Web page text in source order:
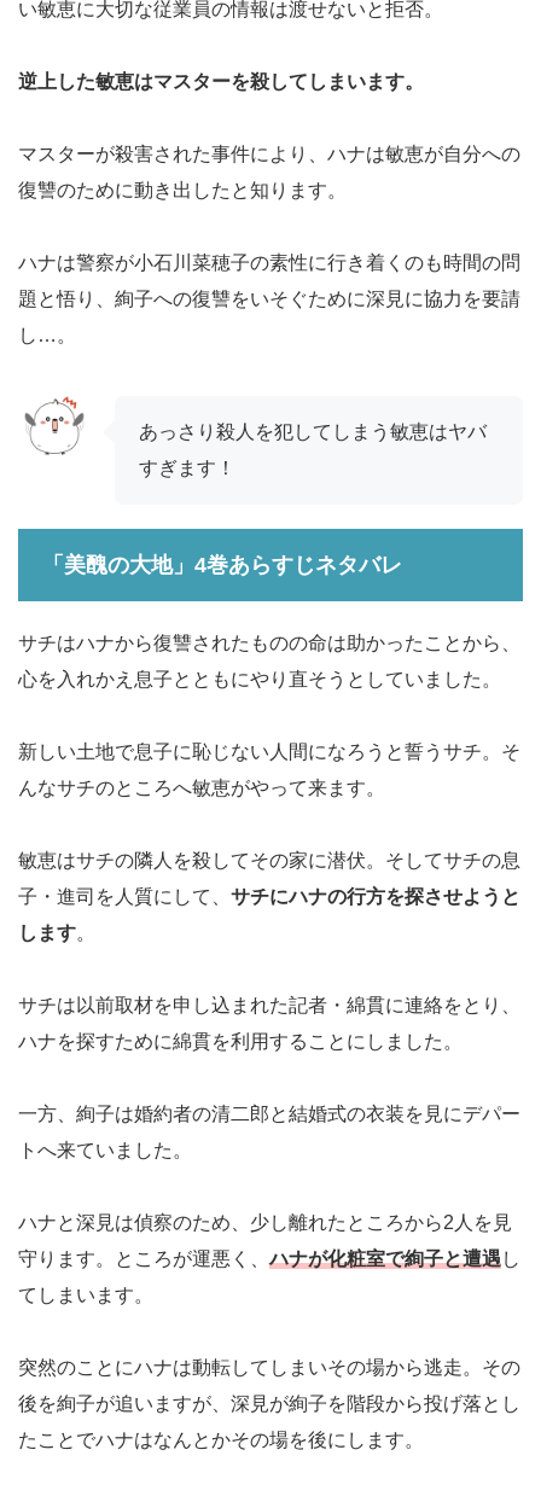
い敏恵に大切な従業員の情報は渡せないと拒否。
逆上した敏恵はマスターを殺してしまいます。
マスターが殺害された事件により、ハナは敏恵が自分への
復讐のために動き出したと知ります。
ハナは警察が小石川菜穂子の素性に行き着くのも時間の問
題と悟り、絢子への復讐をいそぐために深見に協力を要請
し…。
あっさり殺人を犯してしまう敏恵はヤバ
すぎます！
「美醜の大地」4巻あらすじネタバレ
サチはハナから復讐されたものの命は助かったことから、
心を入れかえ息子とともにやり直そうとしていました。
新しい土地で息子に恥じない人間になろうと誓うサチ。そ
んなサチのところへ敏恵がやって来ます。
敏恵はサチの隣人を殺してその家に潜伏。そしてサチの息
子・進司を人質にして、 サチにハナの行方を探させようと
します。
サチは以前取材を申し込まれた記者・綿貫に連絡をとり、
ハナを探すために綿貫を利用することにしました。
一方、絢子は婚約者の清二郎と結婚式の衣装を見にデパー
トへ来ていました。
ハナと深見は偵察のため、少し離れたところから2人を見
守ります。ところが運悪く、ハナが化粧室で絢子と遭遇し
てしまいます。
突然のことにハナは動転してしまいその場から逃走。その
後を絢子が追いますが、深見が絢子を階段から投げ落とし
たことでハナはなんとかその場を後にします。